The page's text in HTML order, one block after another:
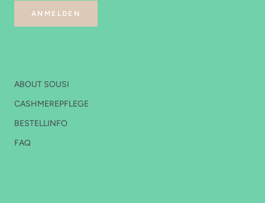
ANMELDEN
ABOUT SOUSI
CASHMEREPFLEGE
BESTELLINFO
FAQ